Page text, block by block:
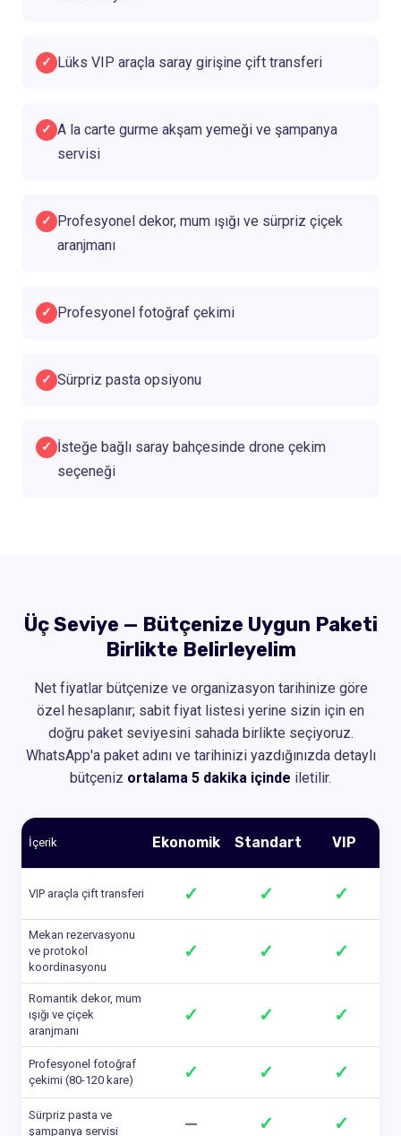
✓ Lüks VIP araçla saray girişine çift transferi
✓ A la carte gurme akşam yemeği ve şampanya
servisi
✓ Profesyonel dekor, mum ışığı ve sürpriz çiçek
aranjmanı
✓ Profesyonel fotoğraf çekimi
✓ Sürpriz pasta opsiyonu
✓ İsteğe bağlı saray bahçesinde drone çekim
seçeneği
Üç Seviye — Bütçenize Uygun Paketi
Birlikte Belirleyelim
Net fiyatlar bütçenize ve organizasyon tarihinize göre
özel hesaplanır; sabit fiyat listesi yerine sizin için en
doğru paket seviyesini sahada birlikte seçiyoruz.
WhatsApp'a paket adını ve tarihinizi yazdığınızda detaylı
bütçeniz ortalama 5 dakika içinde iletilir.
İçerik Ekonomik Standart VIP
VIP araçla çift transferi ✓ ✓ ✓
Mekan rezervasyonu
ve protokol
koordinasyonu
✓ ✓ ✓
Romantik dekor, mum
ışığı ve çiçek
aranjmanı
✓ ✓ ✓
Profesyonel fotoğraf
çekimi (80-120 kare)
✓ ✓ ✓
Sürpriz pasta ve
şampanya servisi
— ✓ ✓